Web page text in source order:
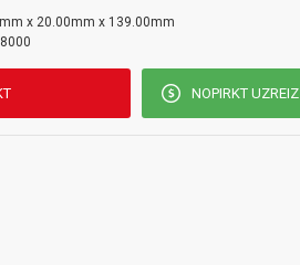
cm
x 20.00mm x 139.00mm
NOPIRKT UZREIZ